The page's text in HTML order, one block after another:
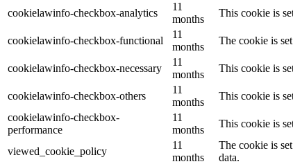
cookielawinfo-checkbox-analytics
11
months
This cookie is
cookielawinfo-checkbox-functional
11
months
The cookie is
cookielawinfo-checkbox-necessary
11
months
This cookie is
cookielawinfo-checkbox-others
11
months
This cookie is
cookielawinfo-checkbox-
performance
11
months
This cookie is
viewed_cookie_policy
11
months
The cookie is
data.